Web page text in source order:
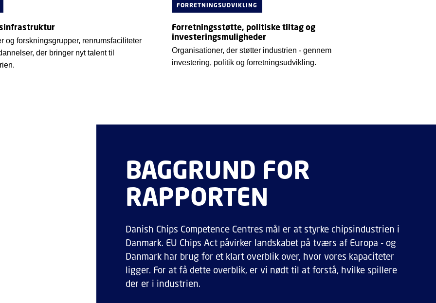
og forskningsgrupper, renrumsfaciliteter
der bringer nyt talent til
FORRETNINGSUDVIKLING
Forretningsstøtte, politiske tiltag og
investeringsmuligheder
Organisationer, der støtter industrien - gennem
investering, politik og forretningsudvikling.
BAGGRUND FOR
RAPPORTEN
Danish Chips Competence Centres mål er at styrke chipsindustrien i
Danmark. EU Chips Act påvirker landskabet på tværs af Europa - og
Danmark har brug for et klart overblik over, hvor vores kapaciteter
ligger. For at få dette overblik, er vi nødt til at forstå, hvilke spillere
der er i industrien.